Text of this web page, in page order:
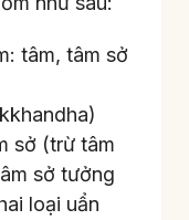
tâm, tâm sở
sở (trừ tâm
sở tưởng
loại uẩn